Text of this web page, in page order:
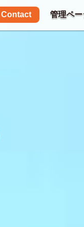
Contact 管理ペー